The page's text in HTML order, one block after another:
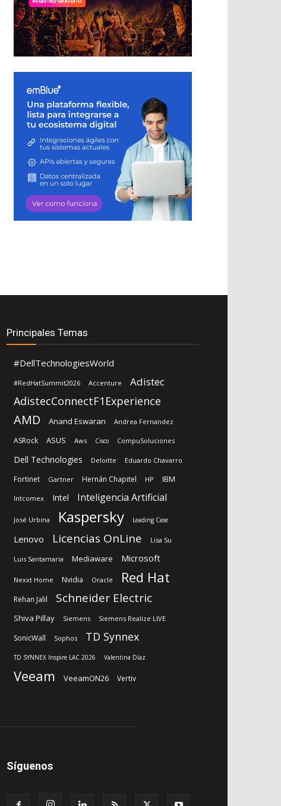
Principales Temas
#DellTechnologiesWorld
#RedHatSummit2026 Accenture Adistec
AdistecConnectF1Experience
AMD Anand Eswaran Andrea Fernandez
ASRock ASUS Aws Cisco CompuSoluciones
Dell Technologies Deloitte Eduardo Chavarro
Fortinet Gartner Hernán Chapitel HP IBM
Intcomex Intel Inteligencia Artificial
José Urbina Kaspersky Leading Case
Lenovo Licencias OnLine Lisa Su
Luis Santamaria Mediaware Microsoft
Nexxt Home Nvidia Oracle Red Hat
Rehan Jalil Schneider Electric
Shiva Pillay Siemens Siemens Realize LIVE
SonicWall Sophos TD Synnex
TD SYNNEX Inspire LAC 2026 Valentina Díaz
Veeam VeeamON26 Vertiv
Síguenos